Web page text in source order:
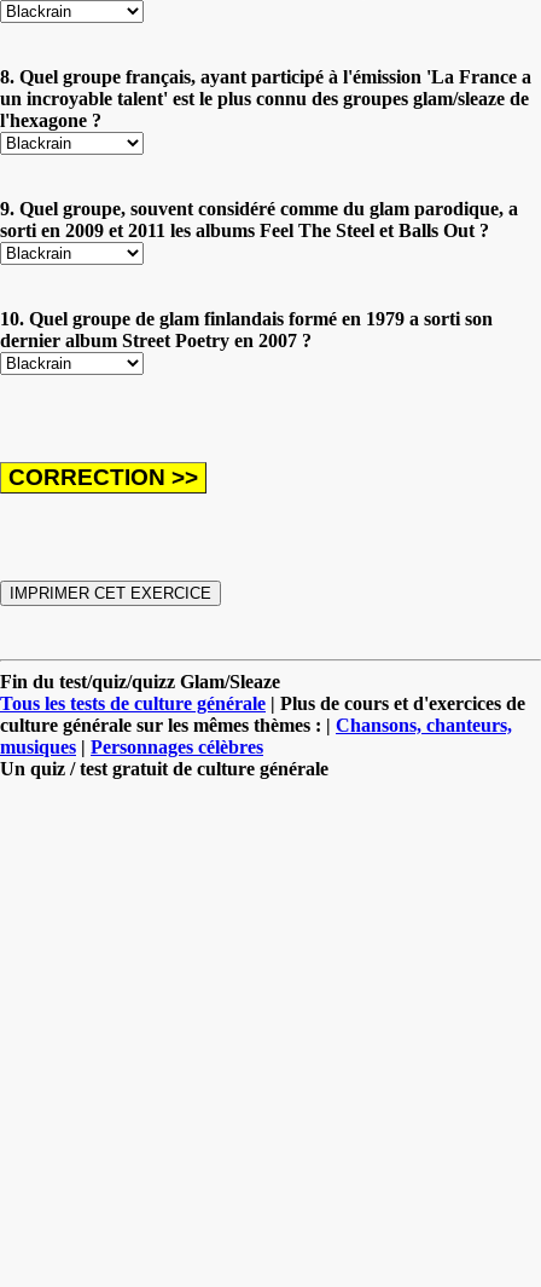
8. Quel groupe français, ayant participé à l'émission 'La France a
un incroyable talent' est le plus connu des groupes glam/sleaze de
l'hexagone ?
9. Quel groupe, souvent considéré comme du glam parodique, a
sorti en 2009 et 2011 les albums Feel The Steel et Balls Out ?
10. Quel groupe de glam finlandais formé en 1979 a sorti son
dernier album Street Poetry en 2007 ?
Fin du test/quiz/quizz Glam/Sleaze
Tous les tests de culture générale | Plus de cours et d'exercices de
culture générale sur les mêmes thèmes : | Chansons, chanteurs,
musiques | Personnages célèbres
Un quiz / test gratuit de culture générale